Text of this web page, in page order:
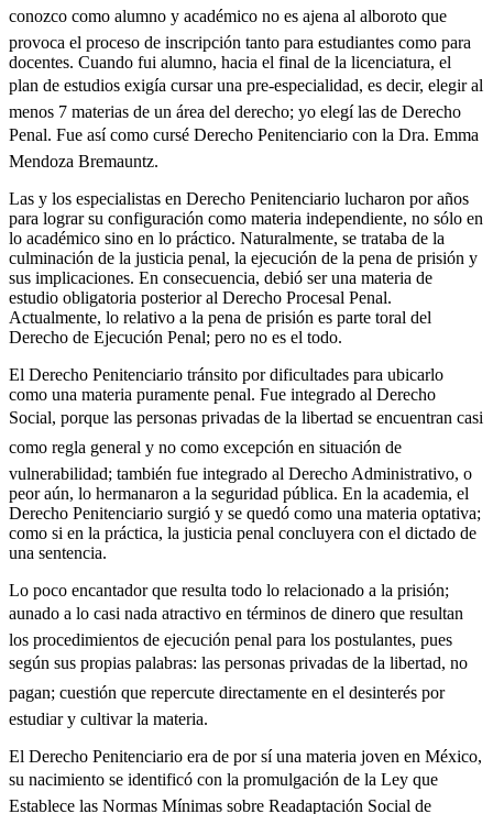
Twitter
Linkedin
conozco como alumno y académico no es ajena al alboroto que
provoca el proceso de inscripción tanto para estudiantes como para
docentes. Cuando fui alumno, hacia el final de la licenciatura, el
plan de estudios exigía cursar una pre-especialidad, es decir, elegir al
menos 7 materias de un área del derecho; yo elegí las de Derecho
Penal. Fue así como cursé Derecho Penitenciario con la Dra. Emma
Mendoza Bremauntz.
Las y los especialistas en Derecho Penitenciario lucharon por años
para lograr su configuración como materia independiente, no sólo en
lo académico sino en lo práctico. Naturalmente, se trataba de la
culminación de la justicia penal, la ejecución de la pena de prisión y
sus implicaciones. En consecuencia, debió ser una materia de
estudio obligatoria posterior al Derecho Procesal Penal.
Actualmente, lo relativo a la pena de prisión es parte toral del
Derecho de Ejecución Penal; pero no es el todo.
El Derecho Penitenciario tránsito por dificultades para ubicarlo
como una materia puramente penal. Fue integrado al Derecho
Social, porque las personas privadas de la libertad se encuentran casi
como regla general y no como excepción en situación de
vulnerabilidad; también fue integrado al Derecho Administrativo, o
peor aún, lo hermanaron a la seguridad pública. En la academia, el
Derecho Penitenciario surgió y se quedó como una materia optativa;
como si en la práctica, la justicia penal concluyera con el dictado de
una sentencia.
Lo poco encantador que resulta todo lo relacionado a la prisión;
aunado a lo casi nada atractivo en términos de dinero que resultan
los procedimientos de ejecución penal para los postulantes, pues
según sus propias palabras: las personas privadas de la libertad, no
pagan; cuestión que repercute directamente en el desinterés por
estudiar y cultivar la materia.
El Derecho Penitenciario era de por sí una materia joven en México,
su nacimiento se identificó con la promulgación de la Ley que
Establece las Normas Mínimas sobre Readaptación Social de